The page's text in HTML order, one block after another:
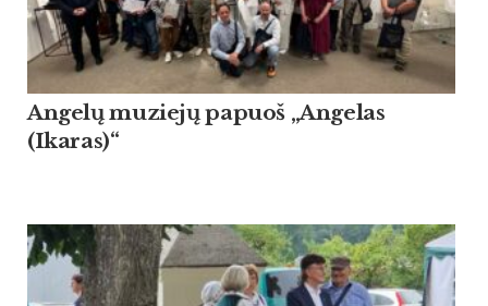
Angelų muziejų papuoš „Angelas
(Ikaras)“